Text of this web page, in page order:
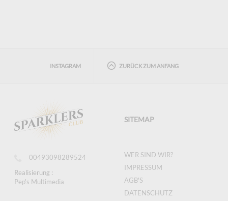
INSTAGRAM ZURÜCK ZUM ANFANG
00493098289524
Realisierung :
Pep's Multimedia
SITEMAP
WER SIND WIR?
IMPRESSUM
AGB'S
DATENSCHUTZ